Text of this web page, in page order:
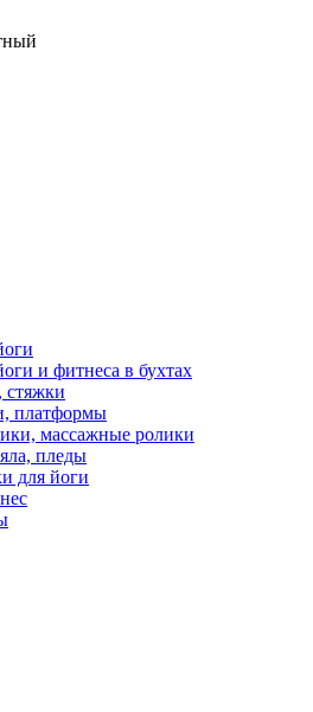
и фитнеса в бухтах
стяжки
платформы
массажные ролики
пледы
для йоги